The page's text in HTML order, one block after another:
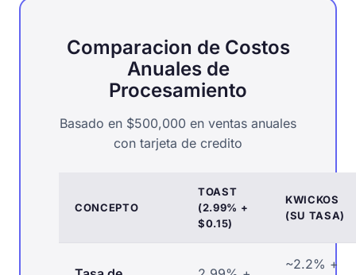
Comparacion de Costos
Anuales de
Procesamiento
Basado en $500,000 en ventas anuales
con tarjeta de credito
CONCEPTO
TOAST
(2.99% +
$0.15)
KWICKOS
(SU TASA)
~2.2% +